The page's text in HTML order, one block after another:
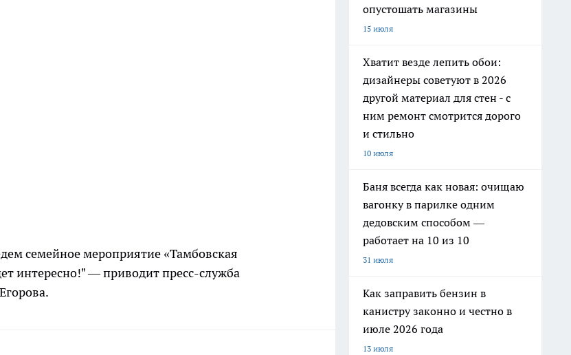
семейное мероприятие «Тамбовская
интересно!" — приводит пресс-служба
опустошать магазины
15 июля
Хватит везде лепить обои:
дизайнеры советуют в 2026
другой материал для стен - с
ним ремонт смотрится дорого
и стильно
10 июля
Баня всегда как новая: очищаю
вагонку в парилке одним
дедовским способом —
работает на 10 из 10
31 июля
Как заправить бензин в
канистру законно и честно в
июле 2026 года
13 июля